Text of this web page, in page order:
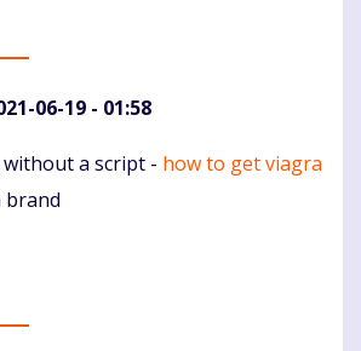
06-19 - 01:58
a script - how to get viagra
brand